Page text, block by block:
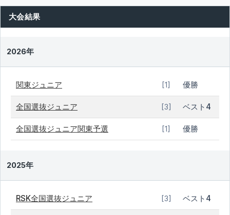
大会結果
2026年
関東ジュニア [1] 優勝
全国選抜ジュニア [3] ベスト4
全国選抜ジュニア関東予選 [1] 優勝
2025年
RSK全国選抜ジュニア [3] ベスト4